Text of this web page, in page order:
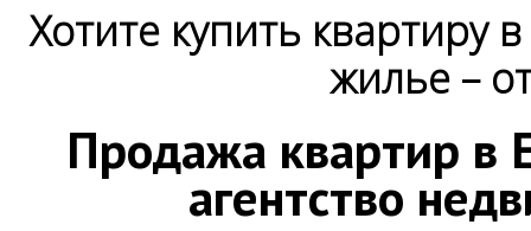
Хотите купить квартиру
жилье –
Продажа квартир в
агентство